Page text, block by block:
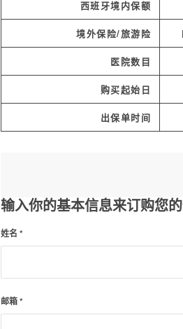
西班牙境内保额
境外保险/旅游险
医院数目
购买起始日
出保单时间
输入你的基本信息来订购您
姓名 *
邮箱*